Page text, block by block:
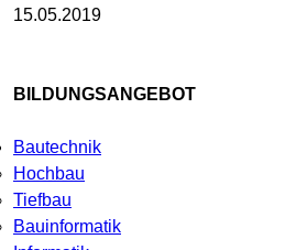
15.05.2019
BILDUNGSANGEBOT
Bautechnik
Hochbau
Tiefbau
Bauinformatik